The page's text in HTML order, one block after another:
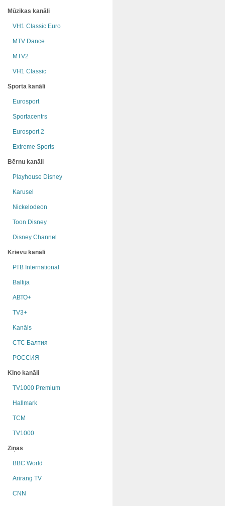
Mūzikas kanāli
VH1 Classic Euro
MTV Dance
MTV2
VH1 Classic
Sporta kanāli
Eurosport
Sportacentrs
Eurosport 2
Extreme Sports
Bērnu kanāli
Playhouse Disney
Karusel
Nickelodeon
Toon Disney
Disney Channel
Krievu kanāli
РТB International
Baltija
АВТО+
TV3+
Kanāls
СТС Балтия
РОССИЯ
Kino kanāli
TV1000 Premium
Hallmark
TCM
TV1000
Ziņas
BBC World
Arirang TV
CNN